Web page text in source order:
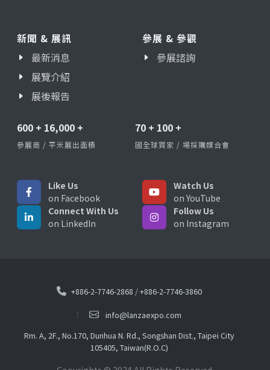
新聞 & 展訊
最新消息
展覽介紹
展後報告
參展 & 參觀
參展諮詢
600 + 16,000 +
參展商 / 平米展出面積
70 + 100 +
國全球買家 / 場採購媒合會
Like Us
on Facebook
Watch Us
on YouTube
Connect With Us
on LinkedIn
Follow Us
on Instagram
+886-2-7746-2868 /+886-2-7746-3860
info@lanzaexpo.com
Rm. A, 2F., No.170, Dunhua N. Rd., Songshan Dist., Taipei City
105405, Taiwan(R.O.C)